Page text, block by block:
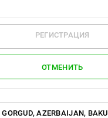
РЕГИСТРАЦИЯ
ОТМЕНИТЬ
AZERBAIJAN, BAKU